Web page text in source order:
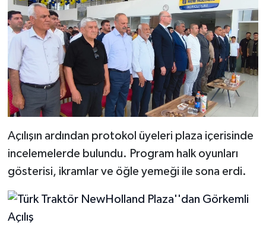
Açılışın ardından protokol üyeleri plaza içerisinde
incelemelerde bulundu. Program halk oyunları
gösterisi, ikramlar ve öğle yemeği ile sona erdi.